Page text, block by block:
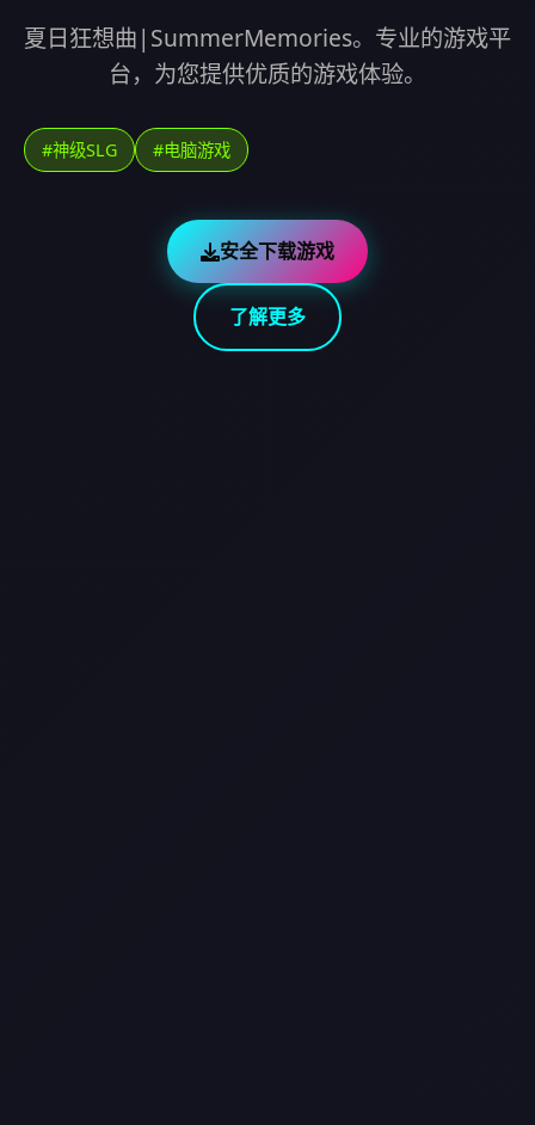
夏日狂想曲|SummerMemories。专业的游戏平
台，为您提供优质的游戏体验。
#神级SLG #电脑游戏
安全下载游戏
了解更多